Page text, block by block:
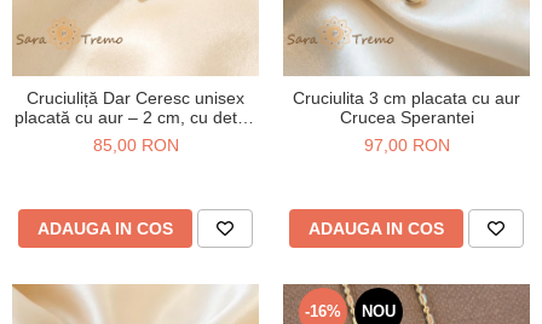
Cruciuliță Dar Ceresc unisex
placată cu aur – 2 cm, cu detalii
fine și finisaj elegant
85,00 RON
ADAUGA IN COS
Cruciulita 3 cm placata cu aur
Crucea Sperantei
97,00 RON
ADAUGA IN COS
-16% NOU